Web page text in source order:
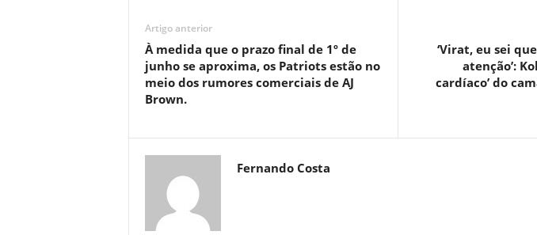
Artigo anterior
À medida que o prazo final de 1º de
junho se aproxima, os Patriots estão no
meio dos rumores comerciais de AJ
Brown.
‘Virat, eu sei
atenção’:
cardíaco’ do
Fernando Costa